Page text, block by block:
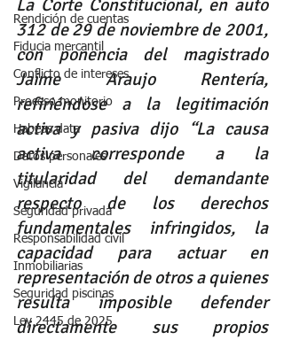
Rendición de cuentas
Fiducia mercantil
Conflicto de intereses
Proceso monitorio
Habeas data
Datos personales
Vigilancia
Seguridad privada
Responsabilidad civil
Inmobiliarias
Seguridad piscinas
Ley 2445 de 2025
La Corte Constitucional, en auto
312 de 29 de noviembre de 2001,
con ponencia del magistrado
Jaime Araujo Rentería,
refiriéndose a la legitimación
activa y pasiva dijo “La causa
activa corresponde a la
titularidad del demandante
respecto de los derechos
fundamentales infringidos, la
capacidad para actuar en
representación de otros a quienes
resulta imposible defender
directamente sus propios